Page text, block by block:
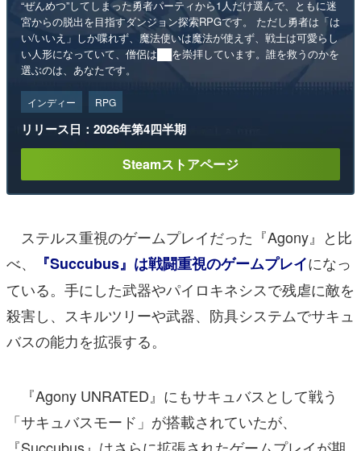
“ぜんめつ”してしまった勇者パーティから1人だけ選んで、ともに迷
宮からの脱出を目指すダンジョン探索RPGです。 ただし勇者は「は
い/いいえ」しか喋れず、魔法使いは魔法が使えず、戦士は可愛らし
い人形になっていて、僧侶は██を崇拝しています。誰を救うのかを
選ぶのは、あなたです。
インディー RPG
リリース日：2026年第4四半期
Steamストアページ
ステルス重視のゲームプレイだった『Agony』と比
べ、
『Succubus』は戦闘重視のゲームプレイになっ
ている。手にした武器やパイロキネシスで残虐に敵を
殺害し、スキルツリーや武器、防具システムでサキュ
バスの能力を拡張する。
『Agony UNRATED』にもサキュバスとして戦う
「サキュバスモード」が搭載されていたが、
『Succubus』はさらに拡張されたゲームプレイが期